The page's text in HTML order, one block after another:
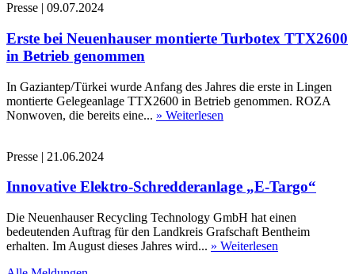
Presse | 09.07.2024
Erste bei Neuenhauser montierte Turbotex TTX2600
in Betrieb genommen
In Gaziantep/Türkei wurde Anfang des Jahres die erste in Lingen
montierte Gelegeanlage TTX2600 in Betrieb genommen. ROZA
Nonwoven, die bereits eine... » Weiterlesen
Presse | 21.06.2024
Innovative Elektro-Schredderanlage „E-Targo“
Die Neuenhauser Recycling Technology GmbH hat einen
bedeutenden Auftrag für den Landkreis Grafschaft Bentheim
erhalten. Im August dieses Jahres wird... » Weiterlesen